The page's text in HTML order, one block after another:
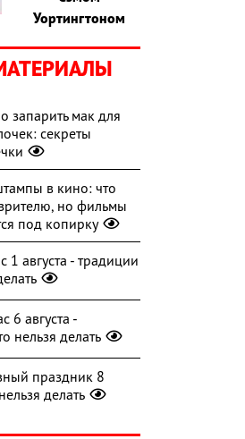
Уортингтоном
запарить мак для
секреты
в кино: что
но фильмы
под копирку
августа - традиции
6 августа -
нельзя делать
праздник 8
делать